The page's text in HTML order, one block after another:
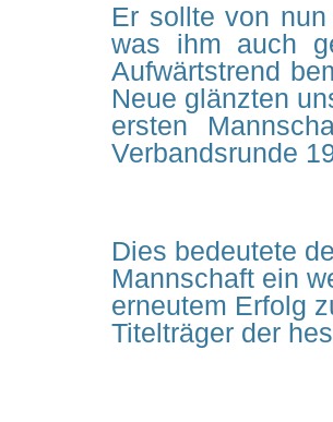
Er sollte von
was ihm auch
Aufwärtstrend
Neue glänzten
ersten
Verbandsrunde
Dies bedeutete
Mannschaft ein
erneutem Erfolg
Titelträger der